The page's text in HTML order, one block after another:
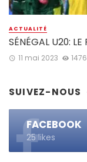
ACTUALITÉ
SÉNÉGAL U20:
11 mai 2023
SUIVEZ-NOUS
FACEBOOK
25 likes